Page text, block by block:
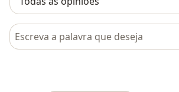
Pesquisar em opiniões